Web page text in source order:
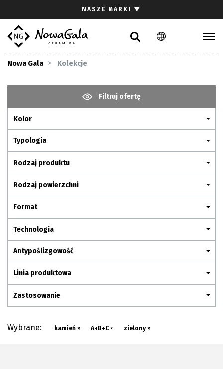
PL EN
NASZE MARKI ▼
Nowa Gala Kolekcje
Filtruj ofertę
Kolor
Typologia
Rodzaj produktu
Rodzaj powierzchni
Format
Technologia
Antypoślizgowość
Linia produktowa
Zastosowanie
Wybrane: kamień × A+B+C × zielony ×
Gdzie kupić
Pliki do pobrania
Pytania i odpowiedzi
Kariera
Kontakt
Komunikacja z akcjonariuszami